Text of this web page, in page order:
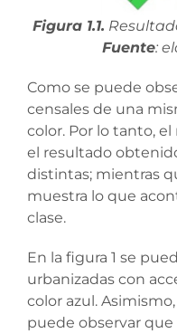
Figura 1.1.
Fuente:
Como se puede
censales de una
color. Por lo tanto,
el resultado
distintas; mientras
muestra lo que
clase.
En la figura 1 se
urbanizadas con
color azul.
puede observar que